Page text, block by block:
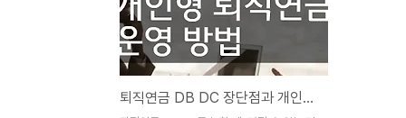
퇴직연금 DB DC 장단점과 개인형 퇴직연금 운영 방법